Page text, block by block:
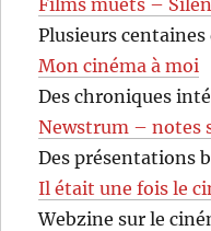
Plusieurs
Mon cinéma à moi
Des chroniques
Newstrum – notes
Des présentations
Il était une fois le
Webzine sur le